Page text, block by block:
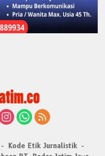
Kode Etik Jurnalistik